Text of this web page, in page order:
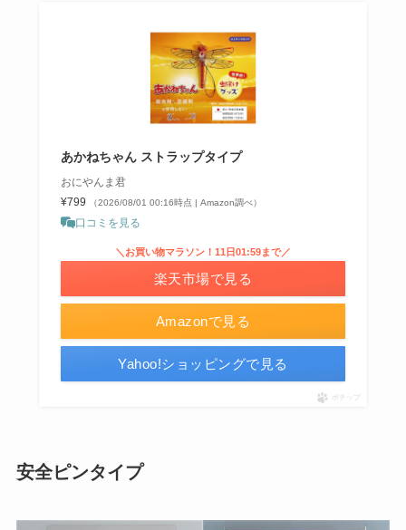
あかねちゃん ストラップタイプ
おにやんま君
¥799
（2026/08/01 00:16時点 | Amazon調べ）
口コミを見る
Amazonで見る
＼お買い物マラソン！11日01:59まで／
楽天市場で見る
Yahoo!ショッピングで見る
ポチップ
安全ピンタイプ